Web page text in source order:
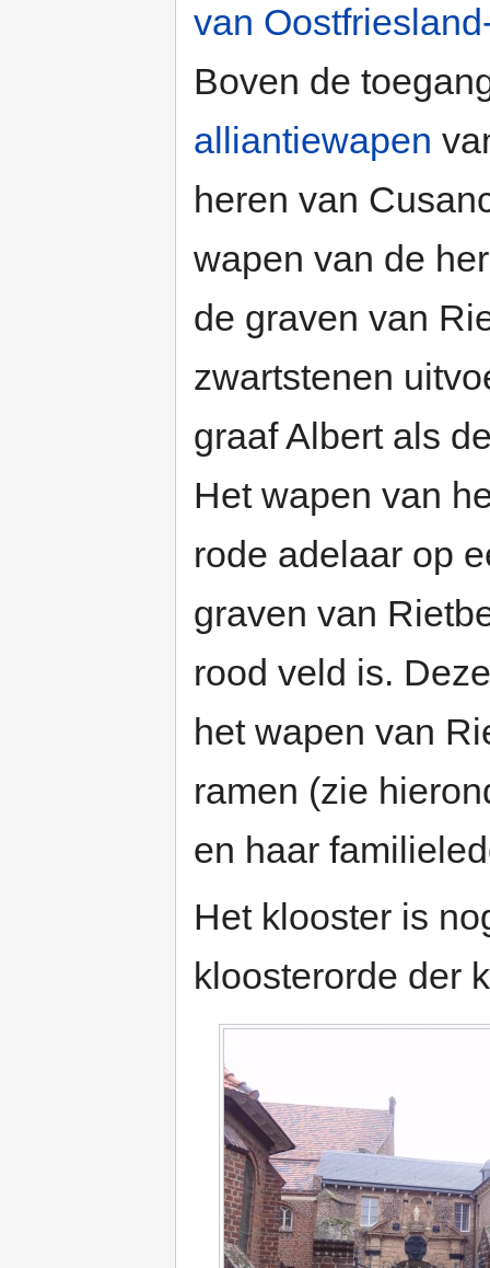
van
Boven de
alliantiewapen
heren van
wapen van de
de graven van
zwartstenen
graaf Albert als
Het wapen van
rode adelaar op
graven van
rood veld is.
het wapen van
ramen (zie
en haar
Het klooster is
kloosterorde der